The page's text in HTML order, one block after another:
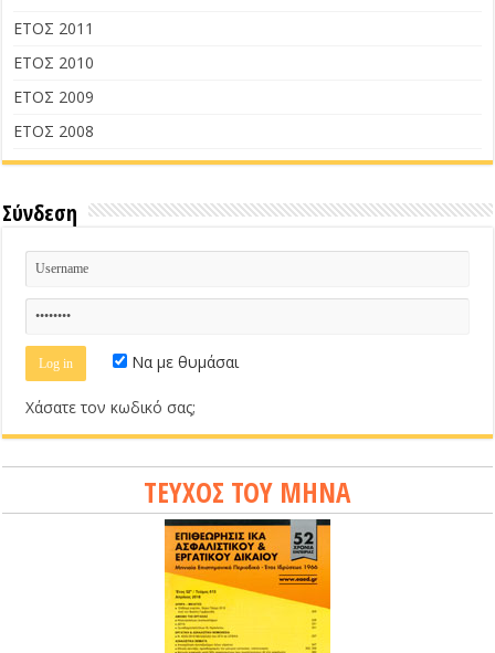
ΕΤΟΣ 2011
ΕΤΟΣ 2010
ΕΤΟΣ 2009
ΕΤΟΣ 2008
Σύνδεση
Να με θυμάσαι
Χάσατε τον κωδικό σας;
ΤΕΥΧΟΣ ΤΟΥ ΜΗΝΑ